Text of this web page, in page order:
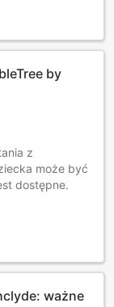
by
z
może być
dostępne.
osoby
od
ważne